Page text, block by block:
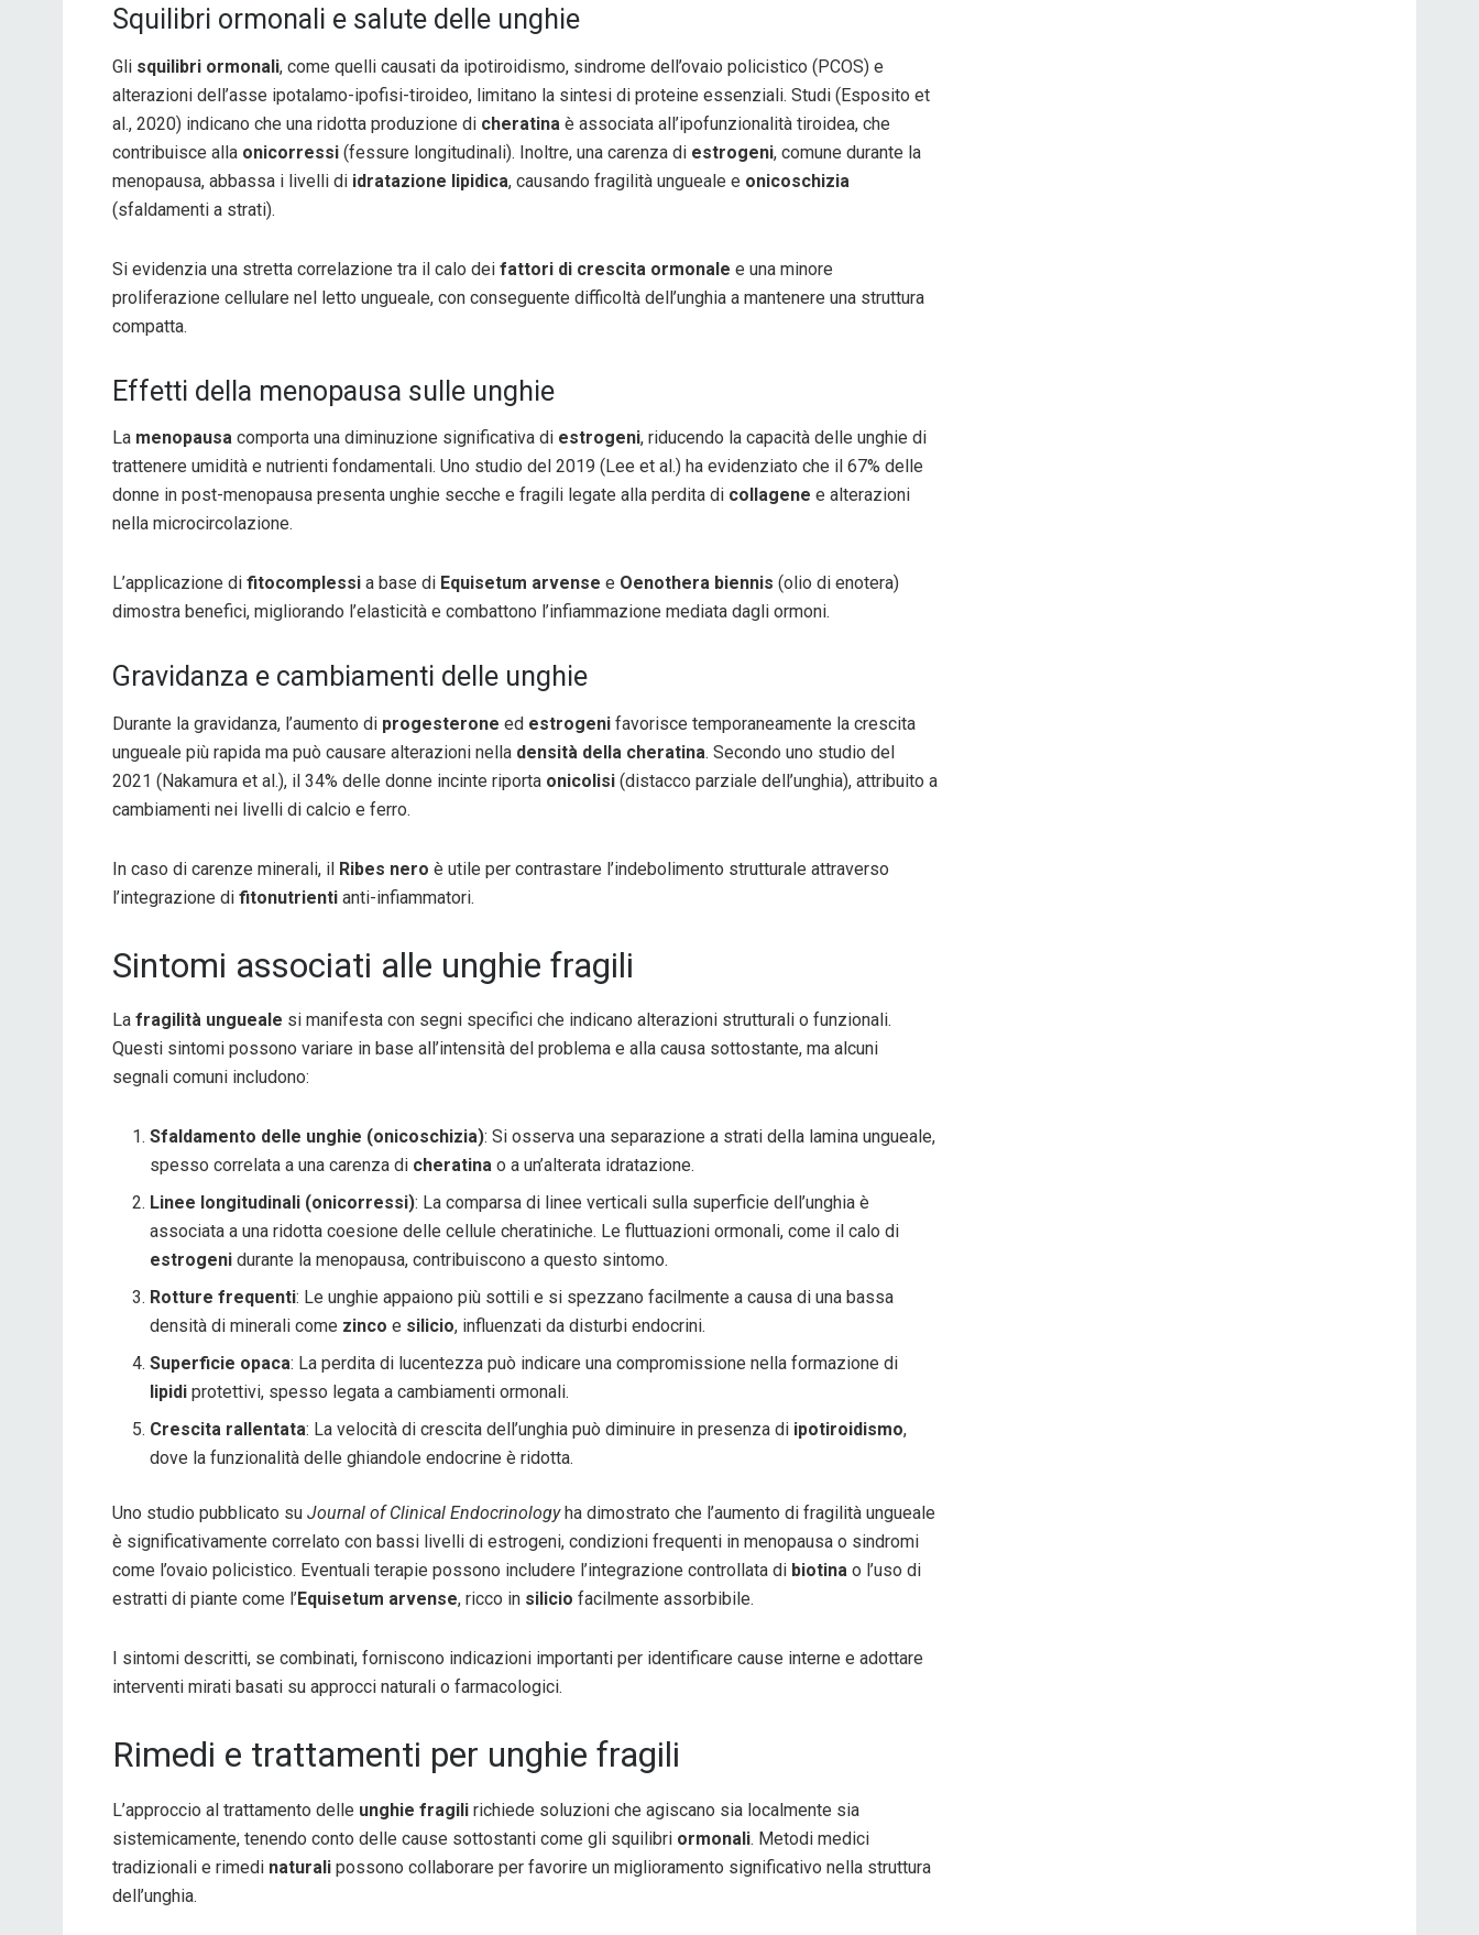
Squilibri ormonali e salute delle unghie
Gli squilibri ormonali, come quelli causati da ipotiroidismo, sindrome dell’ovaio policistico (PCOS) e
alterazioni dell’asse ipotalamo-ipofisi-tiroideo, limitano la sintesi di proteine essenziali. Studi (Esposito et
al., 2020) indicano che una ridotta produzione di cheratina è associata all’ipofunzionalità tiroidea, che
contribuisce alla onicorressi (fessure longitudinali). Inoltre, una carenza di estrogeni, comune durante la
menopausa, abbassa i livelli di idratazione lipidica, causando fragilità ungueale e onicoschizia
(sfaldamenti a strati).
Si evidenzia una stretta correlazione tra il calo dei fattori di crescita ormonale e una minore
proliferazione cellulare nel letto ungueale, con conseguente difficoltà dell’unghia a mantenere una struttura
compatta.
Effetti della menopausa sulle unghie
La menopausa comporta una diminuzione significativa di estrogeni, riducendo la capacità delle unghie di
trattenere umidità e nutrienti fondamentali. Uno studio del 2019 (Lee et al.) ha evidenziato che il 67% delle
donne in post-menopausa presenta unghie secche e fragili legate alla perdita di collagene e alterazioni
nella microcircolazione.
L’applicazione di fitocomplessi a base di Equisetum arvense e Oenothera biennis (olio di enotera)
dimostra benefici, migliorando l’elasticità e combattono l’infiammazione mediata dagli ormoni.
Gravidanza e cambiamenti delle unghie
Durante la gravidanza, l’aumento di progesterone ed estrogeni favorisce temporaneamente la crescita
ungueale più rapida ma può causare alterazioni nella densità della cheratina. Secondo uno studio del
2021 (Nakamura et al.), il 34% delle donne incinte riporta onicolisi (distacco parziale dell’unghia), attribuito a
cambiamenti nei livelli di calcio e ferro.
In caso di carenze minerali, il Ribes nero è utile per contrastare l’indebolimento strutturale attraverso
l’integrazione di fitonutrienti anti-infiammatori.
Sintomi associati alle unghie fragili
La fragilità ungueale si manifesta con segni specifici che indicano alterazioni strutturali o funzionali.
Questi sintomi possono variare in base all’intensità del problema e alla causa sottostante, ma alcuni
segnali comuni includono:
Sfaldamento delle unghie (onicoschizia): Si osserva una separazione a strati della lamina ungueale,
spesso correlata a una carenza di cheratina o a un’alterata idratazione.
Linee longitudinali (onicorressi): La comparsa di linee verticali sulla superficie dell’unghia è
associata a una ridotta coesione delle cellule cheratiniche. Le fluttuazioni ormonali, come il calo di
estrogeni durante la menopausa, contribuiscono a questo sintomo.
Rotture frequenti: Le unghie appaiono più sottili e si spezzano facilmente a causa di una bassa
densità di minerali come zinco e silicio, influenzati da disturbi endocrini.
Superficie opaca: La perdita di lucentezza può indicare una compromissione nella formazione di
lipidi protettivi, spesso legata a cambiamenti ormonali.
Crescita rallentata: La velocità di crescita dell’unghia può diminuire in presenza di ipotiroidismo,
dove la funzionalità delle ghiandole endocrine è ridotta.
Uno studio pubblicato su Journal of Clinical Endocrinologyha dimostrato che l’aumento di fragilità ungueale
è significativamente correlato con bassi livelli di estrogeni, condizioni frequenti in menopausa o sindromi
come l’ovaio policistico. Eventuali terapie possono includere l’integrazione controllata di biotina o l’uso di
estratti di piante come l’Equisetum arvense, ricco in silicio facilmente assorbibile.
I sintomi descritti, se combinati, forniscono indicazioni importanti per identificare cause interne e adottare
interventi mirati basati su approcci naturali o farmacologici.
Rimedi e trattamenti per unghie fragili
L’approccio al trattamento delle unghie fragili richiede soluzioni che agiscano sia localmente sia
sistemicamente, tenendo conto delle cause sottostanti come gli squilibri ormonali. Metodi medici
tradizionali e rimedi naturali possono collaborare per favorire un miglioramento significativo nella struttura
dell’unghia.